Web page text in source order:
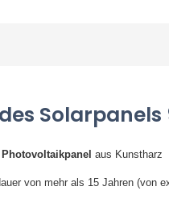
Solarpanels
Photovoltaikpanel aus Kunstharz
von mehr als 15 Jahren (von